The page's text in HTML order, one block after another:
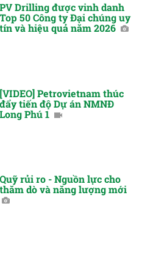
PV Drilling được vinh danh
Top 50 Công ty Đại chúng uy
tín và hiệu quả năm 2026
[VIDEO] Petrovietnam thúc
đẩy tiến độ Dự án NMNĐ
Long Phú 1
Quỹ rủi ro - Nguồn lực cho
thăm dò và năng lượng mới